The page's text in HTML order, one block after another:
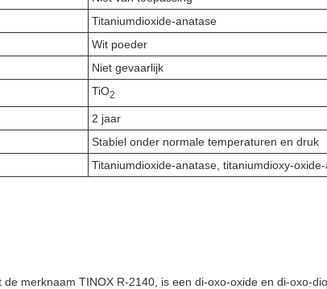
Titaniumdioxide-anatase
Wit poeder
Niet gevaarlijk
TiO2
2 jaar
Stabiel onder normale temperaturen en druk
Titaniumdioxide-anatase, titaniumdioxy-
merknaam TINOX R-2140, is een di-oxo-oxide en di-oxo-